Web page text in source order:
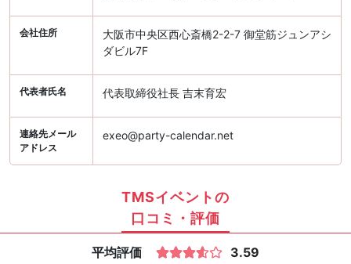
会社住所
大阪市中央区西心斎橋2-2-7 御堂筋ジュンアシ
ダビル7F
代表者氏名 代表取締役社長 吉末育宏
連絡先メール
アドレス
exeo@party-calendar.net
TMSイベントの
口コミ・評価
平均評価 3.59